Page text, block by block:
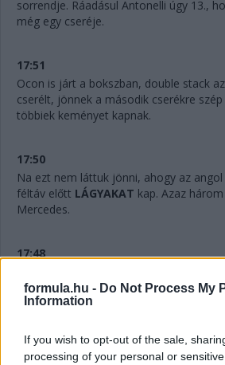
formula.hu - Do Not Process My
Information
If you wish to opt-out of the sale,
processing of your personal or
sorrendje. Ráadásul Antonelli úgy 13.,
még egy cseréje.
17:51
Ocon is járt a bokszban, double stack
cserélt, jönnek a második cserékre
többiek keményet kapnak.
17:50
Na ezt nem láttuk jönni, ahogy az
féltáv előtt LÁGYAKAT kap. Azaz
Mercedes.
17:48
Verstappennek ezúttal
jobb elsőjét, így aztán a második
helyre jön vissza. Persze ebben az is
közepeseket.